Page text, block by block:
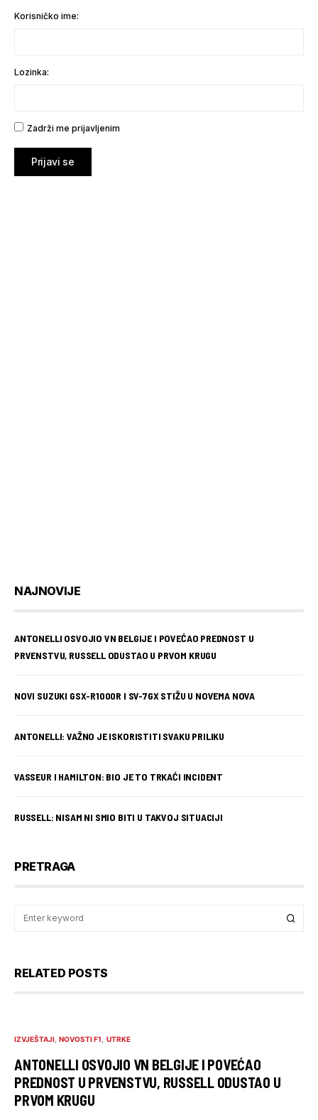
Korisničko ime:
Lozinka:
Zadrži me prijavljenim
Prijavi se
NAJNOVIJE
ANTONELLI OSVOJIO VN BELGIJE I POVEĆAO PREDNOST U
PRVENSTVU, RUSSELL ODUSTAO U PRVOM KRUGU
NOVI SUZUKI GSX-R1000R I SV-7GX STIŽU U NOVEMA NOVA
ANTONELLI: VAŽNO JE ISKORISTITI SVAKU PRILIKU
VASSEUR I HAMILTON: BIO JE TO TRKAĆI INCIDENT
RUSSELL: NISAM NI SMIO BITI U TAKVOJ SITUACIJI
PRETRAGA
RELATED POSTS
IZVJEŠTAJI NOVOSTI F1 UTRKE
ANTONELLI OSVOJIO VN BELGIJE I POVEĆAO
PREDNOST U PRVENSTVU, RUSSELL ODUSTAO U
PRVOM KRUGU